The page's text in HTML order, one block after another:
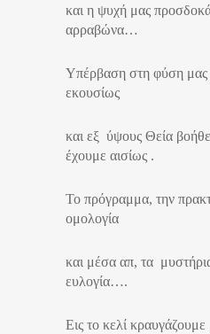
και η ψυχή μας
αρραβώνα…
Υπέρβαση στη φύση μας
εκουσίως
και εξ ύψους Θεία
έχουμε αισίως .
Το πρόγραμμα, την
ομολογία
και μέσα απ, τα
ευλογία….
Εις το κελί